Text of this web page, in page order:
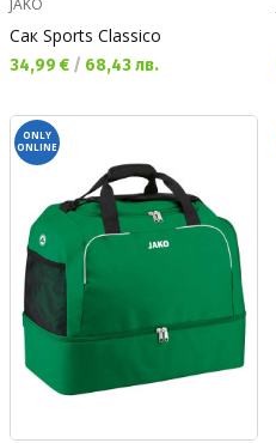
Сак Sports Classico
Текуща цена:
34,99 € / 68,43 лв.
ONLY
ONLINE